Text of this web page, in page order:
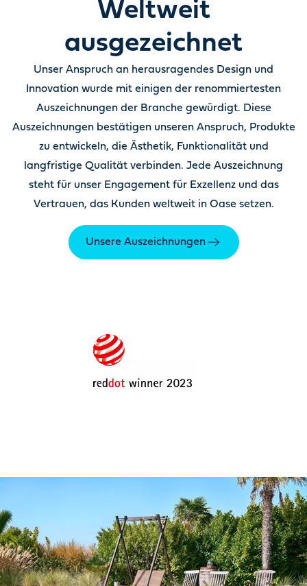
Weltweit
ausgezeichnet
Unser Anspruch an herausragendes Design und
Innovation wurde mit einigen der renommiertesten
Auszeichnungen der Branche gewürdigt. Diese
Auszeichnungen bestätigen unseren Anspruch, Produkte
zu entwickeln, die Ästhetik, Funktionalität und
langfristige Qualität verbinden. Jede Auszeichnung
steht für unser Engagement für Exzellenz und das
Vertrauen, das Kunden weltweit in Oase setzen.
Unsere Auszeichnungen